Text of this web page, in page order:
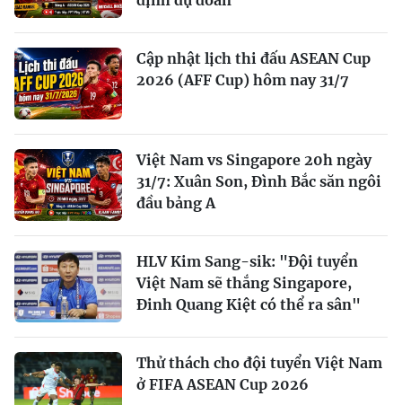
Cập nhật lịch thi đấu ASEAN Cup
2026 (AFF Cup) hôm nay 31/7
Việt Nam vs Singapore 20h ngày
31/7: Xuân Son, Đình Bắc săn ngôi
đầu bảng A
HLV Kim Sang-sik: "Đội tuyển
Việt Nam sẽ thắng Singapore,
Đinh Quang Kiệt có thể ra sân"
Thử thách cho đội tuyển Việt Nam
ở FIFA ASEAN Cup 2026